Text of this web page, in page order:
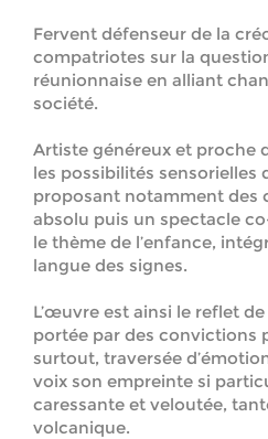
Fervent défenseur de la
compatriotes sur la
réunionnaise en alliant
société.
Artiste généreux et proche
les possibilités sensorielles
proposant notamment des
absolu puis un spectacle
le thème de l’enfance,
langue des signes.
L’œuvre est ainsi le reflet
portée par des convictions
surtout, traversée
voix son empreinte si
caressante et veloutée,
volcanique.